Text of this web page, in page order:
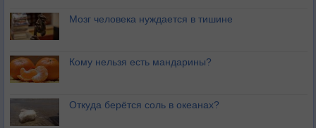
Мозг человека нуждается в тишине
Кому нельзя есть мандарины?
Откуда берётся соль в океанах?